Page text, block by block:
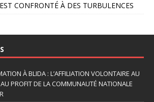
CONFRONTÉ À DES TURBULENCES
À BLIDA : L’AFFILIATION VOLONTAIRE AU
PROFIT DE LA COMMUNAUTÉ NATIONALE